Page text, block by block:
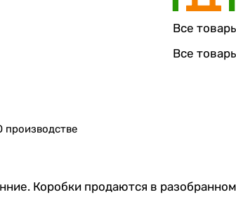
Все
Все
производстве
Коробки продаются в